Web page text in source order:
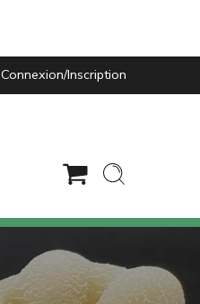
Connexion/Inscription